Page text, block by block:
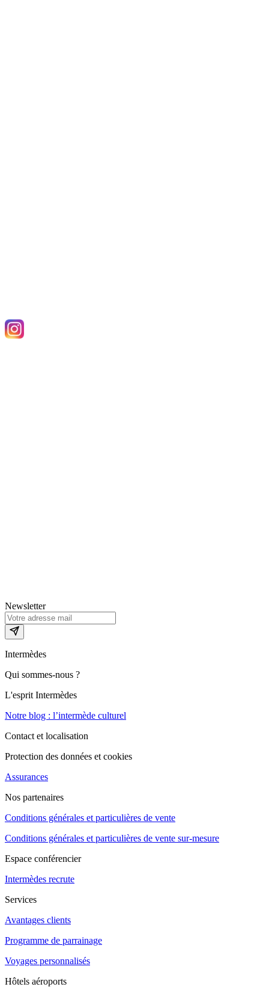
Newsletter
Intermèdes
Qui sommes-nous ?
L'esprit Intermèdes
Notre blog : l’intermède culturel
Contact et localisation
Protection des données et cookies
Assurances
Nos partenaires
Conditions générales et particulières de vente
Conditions générales et particulières de vente sur-mesure
Espace conférencier
Intermèdes recrute
Services
Avantages clients
Programme de parrainage
Voyages personnalisés
Hôtels aéroports